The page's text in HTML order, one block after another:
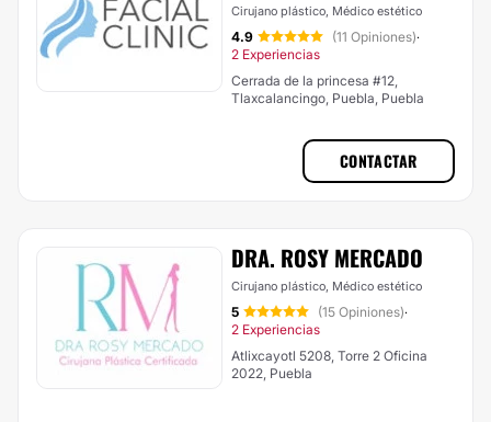
Cirujano plástico, Médico estético
4.9 (11 Opiniones)·
2 Experiencias
Cerrada de la princesa #12,
Tlaxcalancingo, Puebla, Puebla
CONTACTAR
DRA. ROSY MERCADO
Cirujano plástico, Médico estético
5 (15 Opiniones)·
2 Experiencias
Atlixcayotl 5208, Torre 2 Oficina
2022, Puebla